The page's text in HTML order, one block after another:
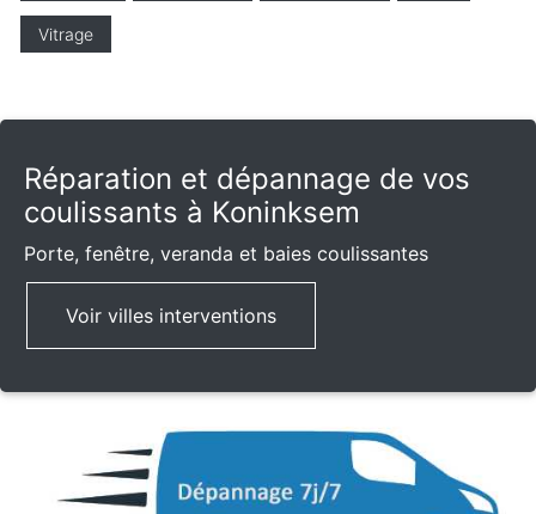
Vitrage
Réparation et dépannage de vos
coulissants à Koninksem
Porte, fenêtre, veranda et baies coulissantes
Voir villes interventions